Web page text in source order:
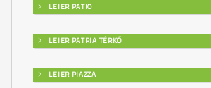
LEIER PATIO
LEIER PATRIA TÉRKŐ
LEIER PIAZZA